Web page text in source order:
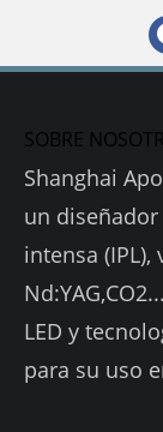
SOBRE
Shanghai
un
intensa
LED y
para su uso